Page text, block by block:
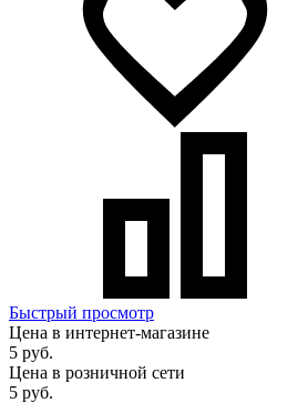
Быстрый просмотр
Цена в интернет-магазине
5 руб.
Цена в розничной сети
5 руб.